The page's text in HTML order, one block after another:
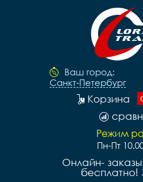
Ваш город:
Санкт-Петербург
Корзина
Режим
Пн-Пт
Онлайн-
бесплатно!